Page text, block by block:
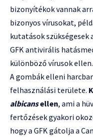
bizonyítékok vannak
bizonyos vírusokat,
kutatások szükségesek
GFK antivirális
különböző vírusok ellen.
A gombák elleni
felhasználási területe.
albicansellen, ami a
fertőzések gyakori
hogy a GFK gátolja a